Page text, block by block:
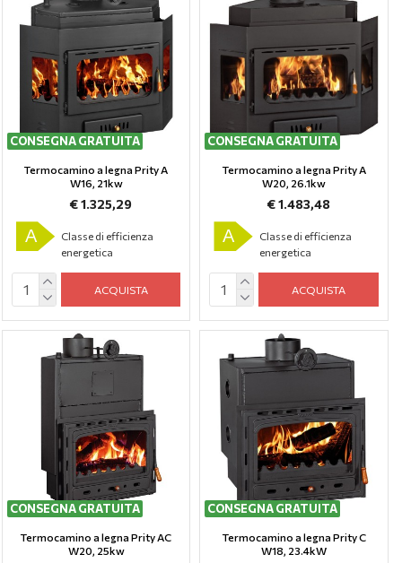
CONSEGNA GRATUITA
Termocamino a legna Prity A
W16, 21kw
€ 1.325,29
A
Classe di efficienza
energetica
ACQUISTA
CONSEGNA GRATUITA
Termocamino a legna Prity A
W20, 26.1kw
€ 1.483,48
A
Classe di efficienza
energetica
ACQUISTA
CONSEGNA GRATUITA
Termocamino a legna Prity AC
W20, 25kw
CONSEGNA GRATUITA
Termocamino a legna Prity C
W18, 23.4kW